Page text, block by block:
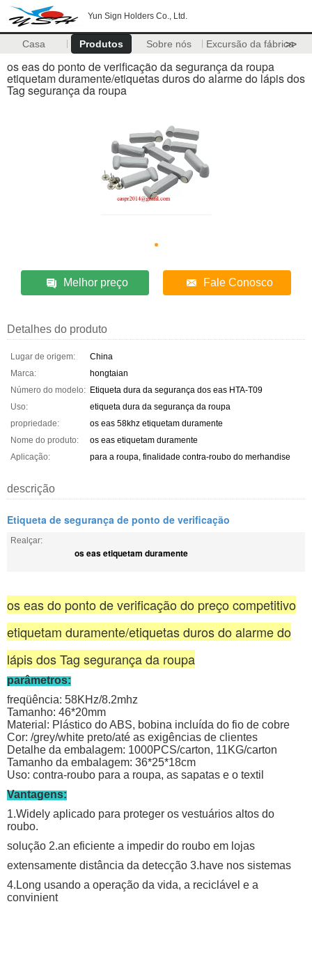
Yun Sign Holders Co., Ltd.
Casa Produtos Sobre nós Excursão da fábrica
>>
os eas do ponto de verificação da segurança da roupa
etiquetam duramente/etiquetas duros do alarme do lápis dos
Tag segurança da roupa
Melhor preço Fale Conosco
Detalhes do produto
Lugar de origem:
China
Marca:
hongtaian
Número do modelo: Etiqueta dura da segurança dos eas HTA-T09
Uso:
etiqueta dura da segurança da roupa
propriedade:
os eas 58khz etiquetam duramente
Nome do produto:
os eas etiquetam duramente
Aplicação:
para a roupa, finalidade contra-roubo do merhandise
descrição
Etiqueta de segurança de ponto de verificação
Realçar:
os eas etiquetam duramente
os eas do ponto de verificação do preço competitivo
etiquetam duramente/etiquetas duros do alarme do
lápis dos Tag segurança da roupa
parâmetros:
freqüência: 58KHz/8.2mhz
Tamanho: 46*20mm
Material: Plástico do ABS, bobina incluída do fio de cobre
Cor: /grey/white preto/até as exigências de clientes
Detalhe da embalagem: 1000PCS/carton, 11KG/carton
Tamanho da embalagem: 36*25*18cm
Uso: contra-roubo para a roupa, as sapatas e o textil
Vantagens:
1.Widely aplicado para proteger os vestuários altos do
roubo.
solução 2.an eficiente a impedir do roubo em lojas
extensamente distância da detecção 3.have nos sistemas
4.Long usando a operação da vida, a reciclável e a
convinient